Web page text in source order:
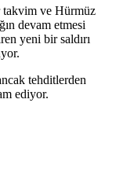
takvim ve Hürmüz
devam etmesi
yeni bir saldırı
tehditlerden
ediyor.